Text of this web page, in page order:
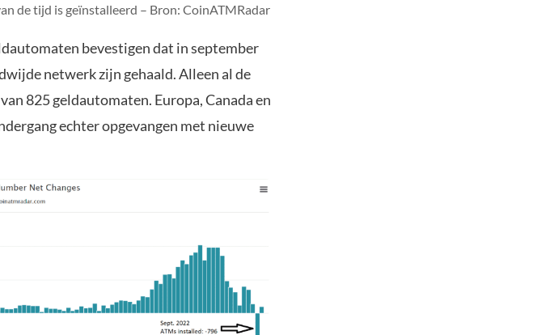
de tijd is geïnstalleerd – Bron: CoinATMRadar
bevestigen dat in september
netwerk zijn gehaald. Alleen al de
825 geldautomaten. Europa, Canada en
echter opgevangen met nieuwe